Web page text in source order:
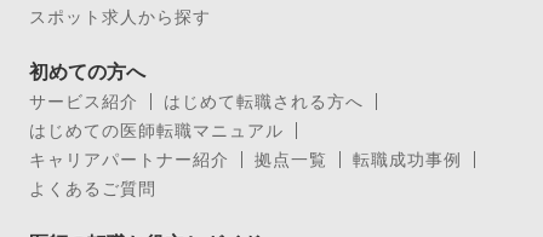
スポット求人から探す
初めての方へ
サービス紹介
はじめて転職される方へ
はじめての医師転職マニュアル
キャリアパートナー紹介
拠点一覧
転職成功事例
よくあるご質問